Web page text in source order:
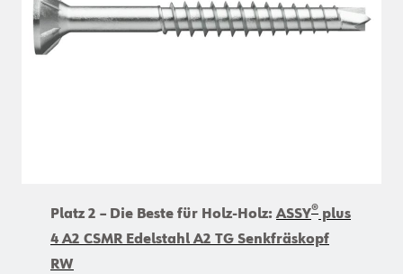
Platz 2 – Die Beste für Holz-Holz:ASSY® plus
4 A2 CSMR Edelstahl A2 TG Senkfräskopf
RW